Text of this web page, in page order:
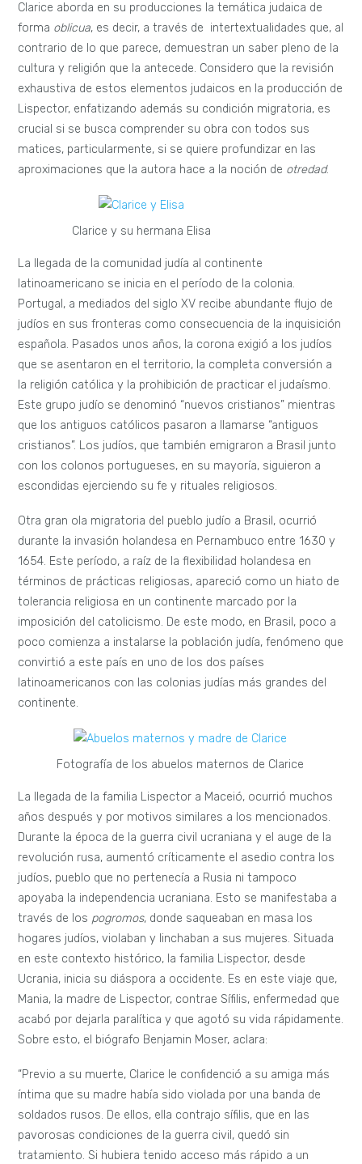
Clarice aborda en su producciones la temática judaica de
forma oblicua, es decir, a través de intertextualidades que, al
contrario de lo que parece, demuestran un saber pleno de la
cultura y religión que la antecede. Considero que la revisión
exhaustiva de estos elementos judaicos en la producción de
Lispector, enfatizando además su condición migratoria, es
crucial si se busca comprender su obra con todos sus
matices, particularmente, si se quiere profundizar en las
aproximaciones que la autora hace a la noción de otredad.
Clarice y su hermana Elisa
La llegada de la comunidad judía al continente
latinoamericano se inicia en el período de la colonia.
Portugal, a mediados del siglo XV recibe abundante flujo de
judíos en sus fronteras como consecuencia de la inquisición
española. Pasados unos años, la corona exigió a los judíos
que se asentaron en el territorio, la completa conversión a
la religión católica y la prohibición de practicar el judaísmo.
Este grupo judío se denominó “nuevos cristianos” mientras
que los antiguos católicos pasaron a llamarse “antiguos
cristianos”. Los judíos, que también emigraron a Brasil junto
con los colonos portugueses, en su mayoría, siguieron a
escondidas ejerciendo su fe y rituales religiosos.
Otra gran ola migratoria del pueblo judío a Brasil, ocurrió
durante la invasión holandesa en Pernambuco entre 1630 y
1654. Este período, a raíz de la flexibilidad holandesa en
términos de prácticas religiosas, apareció como un hiato de
tolerancia religiosa en un continente marcado por la
imposición del catolicismo. De este modo, en Brasil, poco a
poco comienza a instalarse la población judía, fenómeno que
convirtió a este país en uno de los dos países
latinoamericanos con las colonias judías más grandes del
continente.
Fotografía de los abuelos maternos de Clarice
La llegada de la familia Lispector a Maceió, ocurrió muchos
años después y por motivos similares a los mencionados.
Durante la época de la guerra civil ucraniana y el auge de la
revolución rusa, aumentó críticamente el asedio contra los
judíos, pueblo que no pertenecía a Rusia ni tampoco
apoyaba la independencia ucraniana. Esto se manifestaba a
través de los pogromos, donde saqueaban en masa los
hogares judíos, violaban y linchaban a sus mujeres. Situada
en este contexto histórico, la familia Lispector, desde
Ucrania, inicia su diáspora a occidente. Es en este viaje que,
Mania, la madre de Lispector, contrae Sífilis, enfermedad que
acabó por dejarla paralítica y que agotó su vida rápidamente.
Sobre esto, el biógrafo Benjamin Moser, aclara:
“Previo a su muerte, Clarice le confidenció a su amiga más
íntima que su madre había sido violada por una banda de
soldados rusos. De ellos, ella contrajo sífilis, que en las
pavorosas condiciones de la guerra civil, quedó sin
tratamiento. Si hubiera tenido acceso más rápido a un